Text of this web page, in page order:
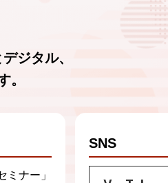
ジタル、
。
ミナー」
SNS